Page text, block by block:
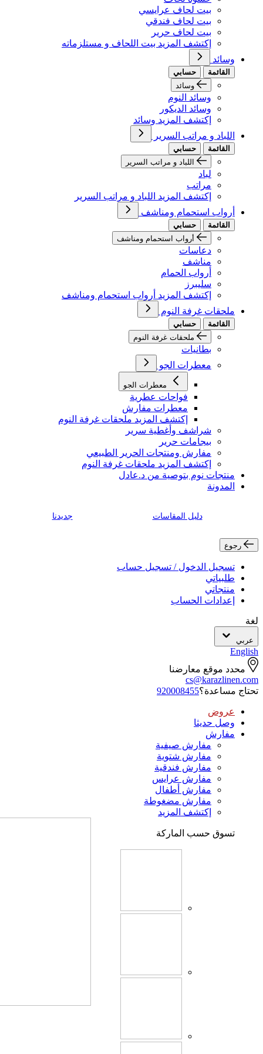
بيت لحاف عرايسي
بيت لحاف فندقي
بيت لحاف حرير
إكتشف المزيد بيت اللحاف و مستلزماته
وسائد
القائمة
حسابي
وسائد
وسائد النوم
وسائد الديكور
إكتشف المزيد وسائد
اللباد و مراتب السرير
القائمة
حسابي
اللباد و مراتب السرير
لباد
مراتب
إكتشف المزيد اللباد و مراتب السرير
أرواب استحمام ومناشف
القائمة
حسابي
أرواب استحمام ومناشف
دعاسات
مناشف
أرواب الحمام
سليبرز
إكتشف المزيد أرواب استحمام ومناشف
ملحقات غرفة النوم
القائمة
حسابي
ملحقات غرفة النوم
بطانيات
معطرات الجو
معطرات الجو
فواحات عطرية
معطرات مفارش
إكتشف المزيد ملحقات غرفة النوم
شراشف وأغطية سرير
بيجامات حرير
مفارش ومنتجات الحرير الطبيعي
إكتشف المزيد ملحقات غرفة النوم
منتجات نوم بتوصية من د.عادل
المدونة
دليل المقاسات جديدنا
رجوع
تسجيل الدخول / تسجيل حساب
طلبياتي
منتجاتي
إعدادات الحساب
لغة
عربي
English
محدد موقع معارضنا
cs@karazlinen.com
تحتاج مساعدة؟920008455
عروض
وصل حديثا
مفارش
مفارش صيفية
مفارش شتوية
مفارش فندقية
مفارش عرايس
مفارش أطفال
مفارش مضغوطة
إكتشف المزيد
تسوق حسب الماركة